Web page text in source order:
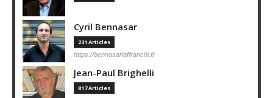
Cyril Bennasar
231 Articles
https://bennasarlaffranchi.fr
Jean-Paul Brighelli
817 Articles